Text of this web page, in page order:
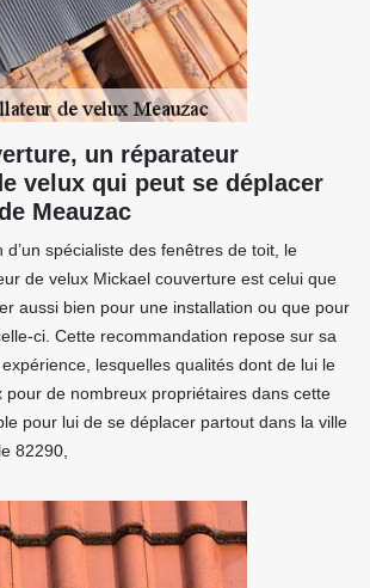
un réparateur
velux qui peut se déplacer
Meauzac
d’un spécialiste des fenêtres de toit, le
de velux Mickael couverture est celui que
aussi bien pour une installation ou que pour
ci. Cette recommandation repose sur sa
lesquelles qualités dont de lui le
pour de nombreux propriétaires dans cette
pour lui de se déplacer partout dans la ville
82290,